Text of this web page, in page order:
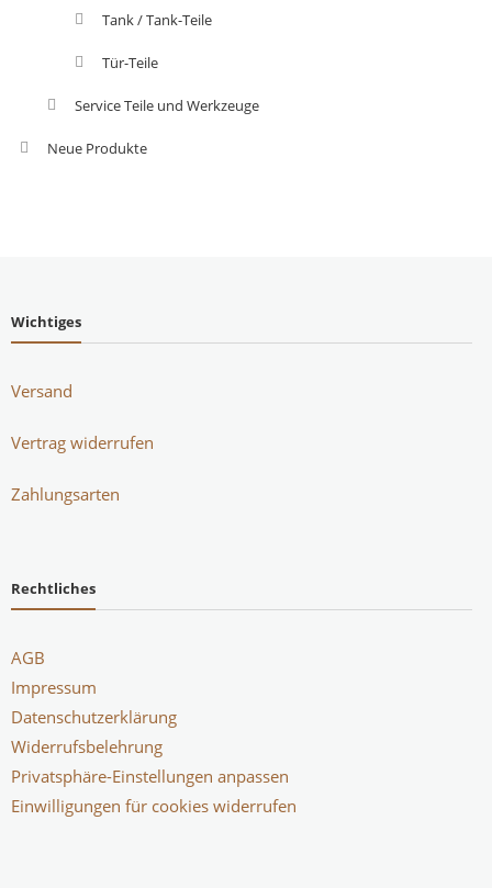
Tank / Tank-Teile
Tür-Teile
Service Teile und Werkzeuge
Neue Produkte
Wichtiges
Versand
Vertrag widerrufen
Zahlungsarten
Rechtliches
AGB
Impressum
Datenschutzerklärung
Widerrufsbelehrung
Privatsphäre-Einstellungen anpassen
Einwilligungen für cookies widerrufen